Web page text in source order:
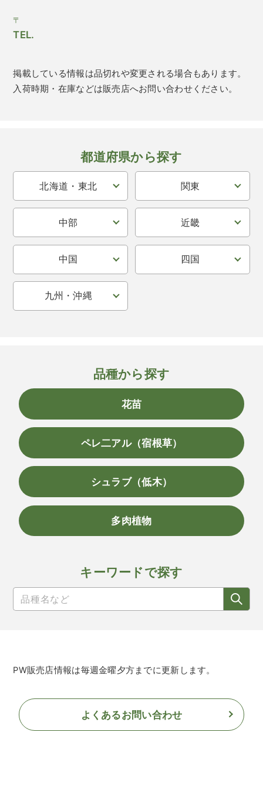
〒
TEL.
掲載している情報は品切れや変更される場合もあります。
入荷時期・在庫などは販売店へお問い合わせください。
都道府県から探す
北海道・東北 関東
中部 近畿
中国 四国
九州・沖縄
品種から探す
花苗
ペレ二アル（宿根草）
シュラブ（低木）
多肉植物
キーワードで探す
PW販売店情報は毎週金曜夕方までに更新します。
よくあるお問い合わせ